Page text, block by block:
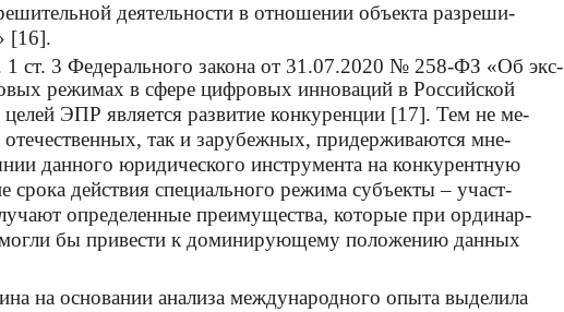
деятельности в отношении объекта разреши-
[16].
1 ст. 3 Федерального закона от 31.07.2020 № 258-ФЗ «Об экс-
режимах в сфере цифровых инноваций в Российской
ЭПР является развитие конкуренции [17]. Тем не ме-
отечественных, так и зарубежных, придерживаются мне-
данного юридического инструмента на конкурентную
срока действия специального режима субъекты – участ-
определенные преимущества, которые при ординар-
бы привести к доминирующему положению данных
на основании анализа международного опыта выделила